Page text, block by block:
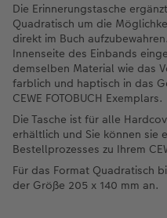
Die Erinnerungstasche ergänzt
Quadratisch um die
direkt im Buch
Innenseite des Einbands
demselben Material wie das
farblich und haptisch in das
CEWE FOTOBUCH Exemplars.
Die Tasche ist für alle
erhältlich und Sie können sie
Bestellprozesses zu Ihrem
Für das Format Quadratisch
der Größe 205 x 140 mm an.